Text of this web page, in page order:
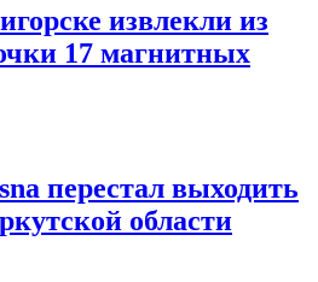
извлекли из
17 магнитных
перестал выходить
области